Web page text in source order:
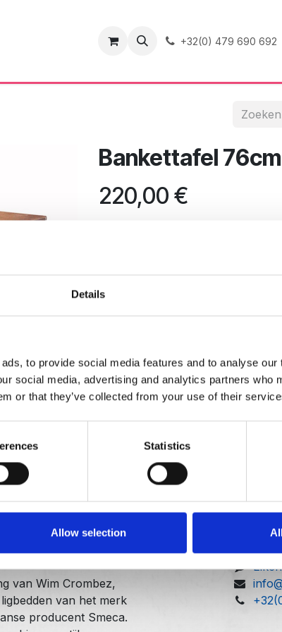
Details
to provide social media features and to analyse
social media, advertising and analytics partners who
or that they’ve collected from your use of their
Statistics
Allow selection
+32(0) 479 690 692
Bankettafel
220,00 €
Aan
Toevoegen aan verlanglijst
Leveringsmoment in
overleg.
van Wim Crombez,
van het merk
producent Smeca.